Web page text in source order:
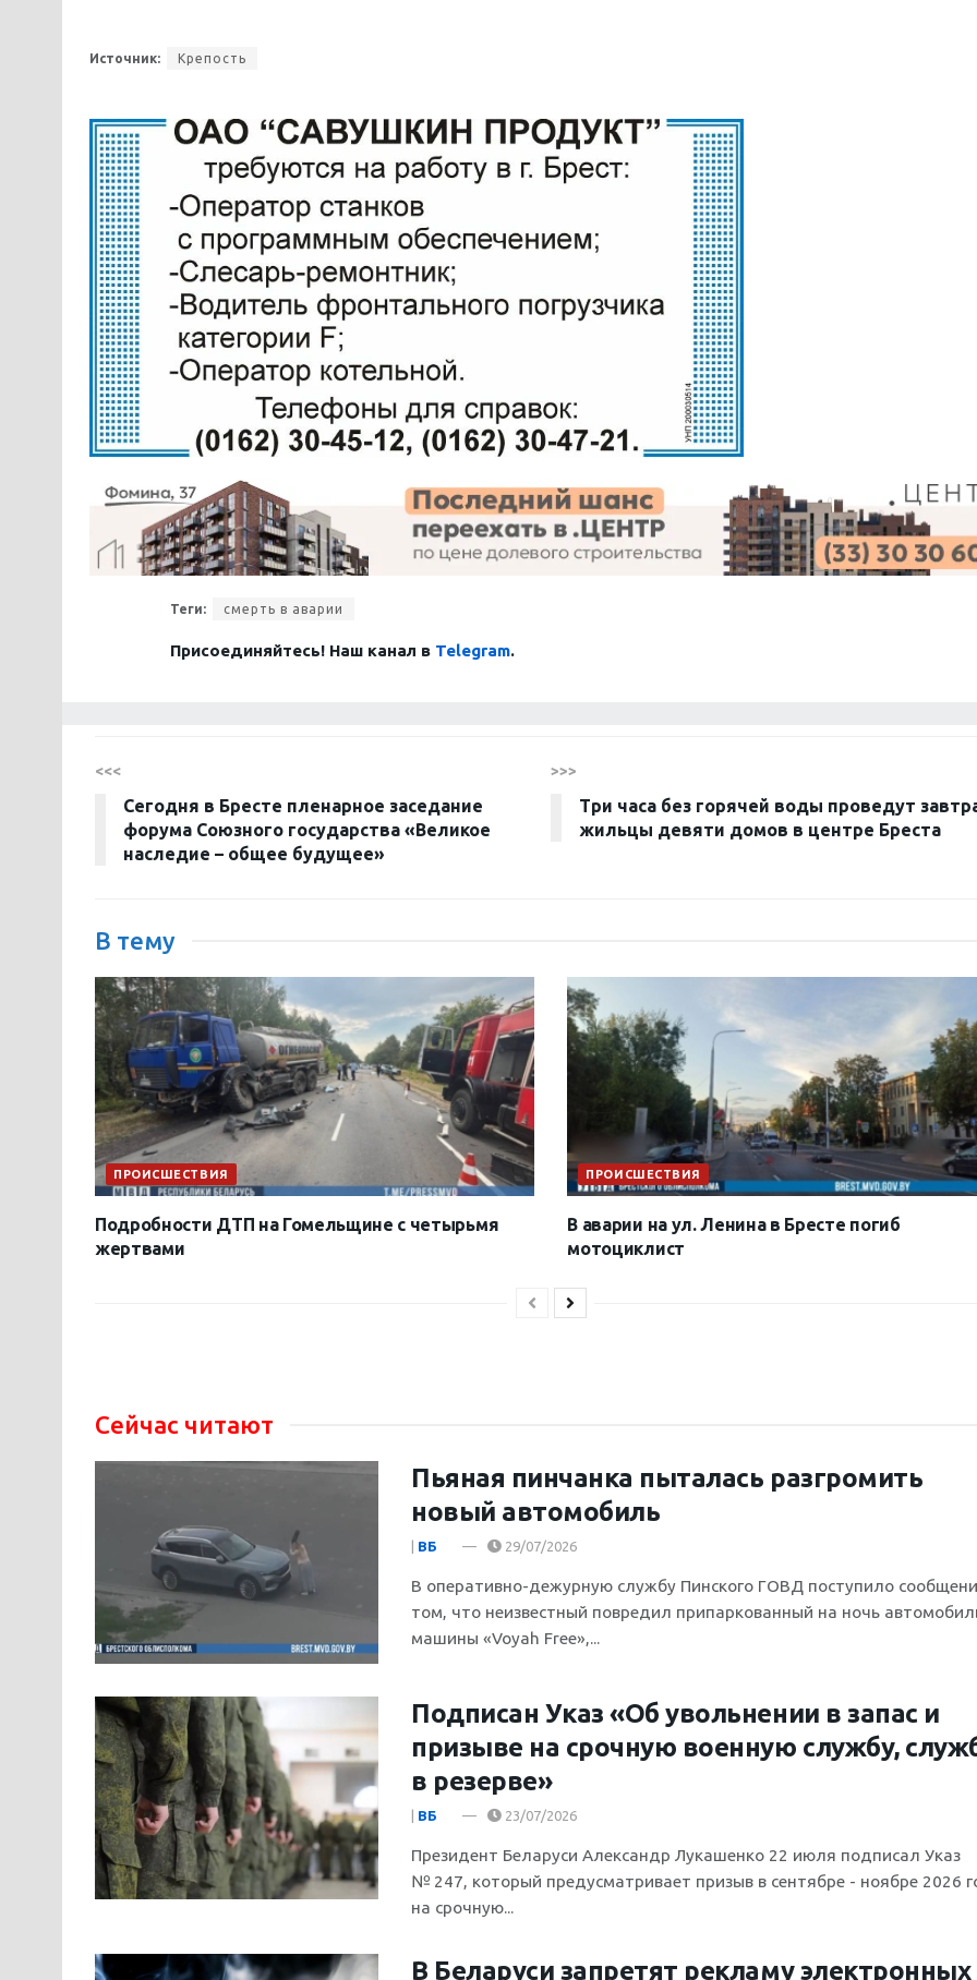
Источник: Крепость
Теги: смерть в аварии
Присоединяйтесь! Наш канал в Telegram.
<<<
Сегодня в Бресте пленарное заседание
форума Союзного государства «Великое
наследие – общее будущее»
>>>
Три часа без горячей воды проведут
жильцы девяти домов в центре Бреста
В тему
ПРОИСШЕСТВИЯ
Подробности ДТП на Гомельщине с четырьмя
жертвами
ПРОИСШЕСТВИЯ
В аварии на ул. Ленина в Бресте погиб
мотоциклист
Сейчас читают
Пьяная пинчанка пыталась разгромить
новый автомобиль
ВБ 29/07/2026
В оперативно-дежурную службу Пинского ГОВД поступило
том, что неизвестный повредил припаркованный на ночь
машины «Voyah Free»,...
Подписан Указ «Об увольнении в запас и
призыве на срочную военную службу,
в резерве»
ВБ 23/07/2026
Президент Беларуси Александр Лукашенко 22 июля подписал Указ
№ 247, который предусматривает призыв в сентябре - ноябре 2026
на срочную...
В Беларуси запретят рекламу электронных